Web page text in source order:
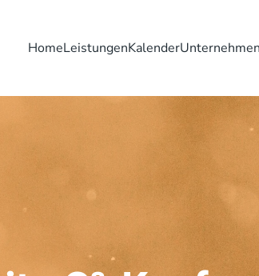
HomeLeistungenKalenderUnternehmen